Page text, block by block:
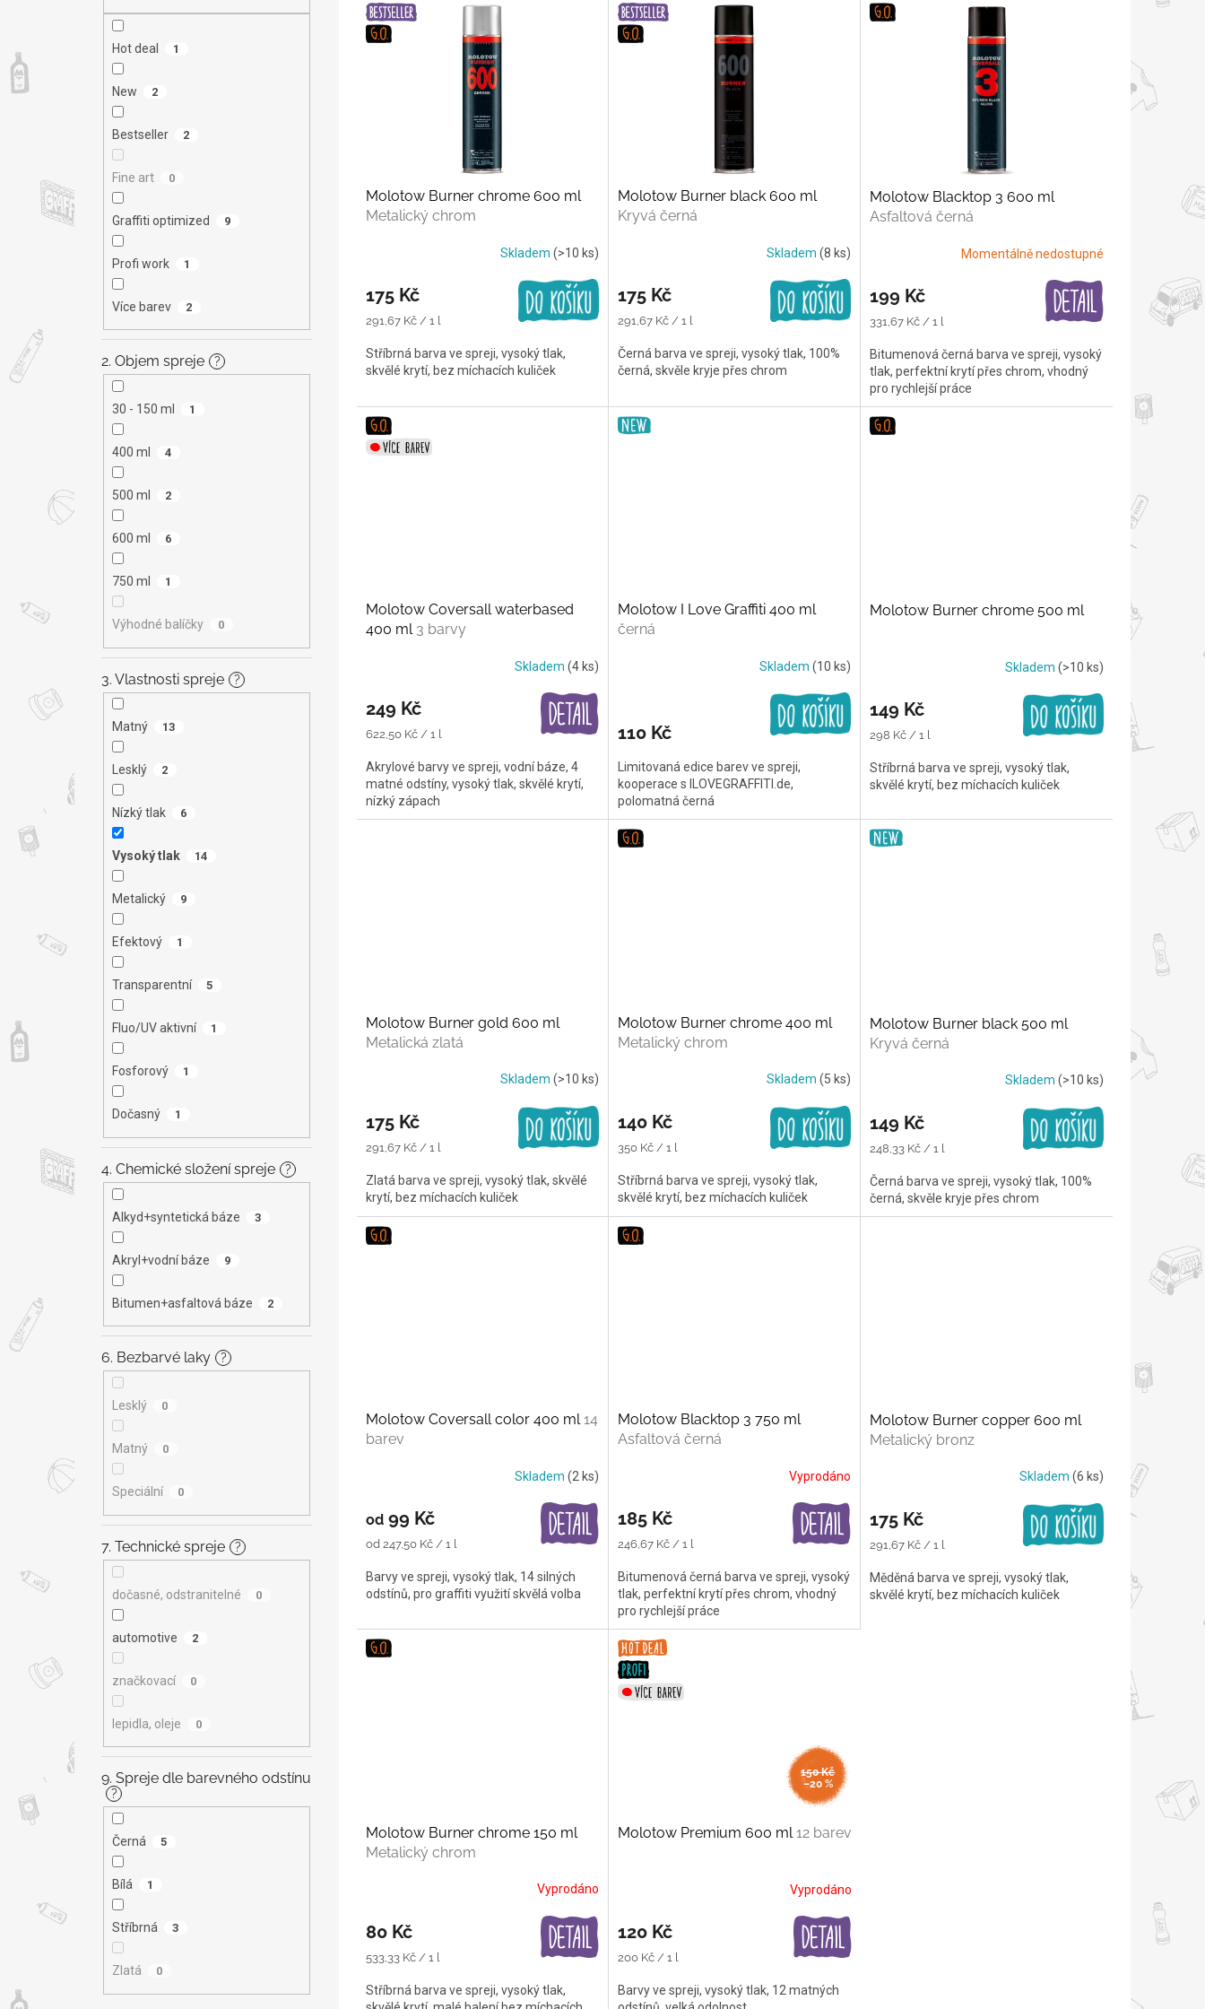
Hot deal 1
New 2
Bestseller 2
Fine art 0
Graffiti optimized 9
Profi work 1
Více barev 2
2. Objem spreje ?
30 - 150 ml 1
400 ml 4
500 ml 2
600 ml 6
750 ml 1
Výhodné balíčky 0
3. Vlastnosti spreje ?
Matný 13
Lesklý 2
Nízký tlak 6
Vysoký tlak 14
Metalický 9
Efektový 1
Transparentní 5
Fluo/UV aktivní 1
Fosforový 1
Dočasný 1
4. Chemické složení spreje ?
Alkyd+syntetická báze 3
Akryl+vodní báze 9
Bitumen+asfaltová báze 2
6. Bezbarvé laky ?
Lesklý 0
Matný 0
Speciální 0
7. Technické spreje ?
dočasné, odstranitelné 0
automotive 2
značkovací 0
lepidla, oleje 0
9. Spreje dle barevného odstínu
?
Černá 5
Bílá 1
Stříbrná 3
Zlatá 0
pp
Molotow Burner chrome 600 ml
Metalický chrom
Skladem (>10 ks)
175 Kč
Měrná
291,67 Kč / 1 l
Stříbrná barva ve spreji, vysoký tlak,
skvělé krytí, bez míchacích kuliček
Molotow Burner black 600 ml
Kryvá černá
Skladem (8 ks)
175 Kč
Měrná
291,67 Kč / 1 l
Černá barva ve spreji, vysoký tlak, 100%
černá, skvěle kryje přes chrom
Molotow Blacktop 3 600 ml
Asfaltová černá
Momentálně nedostupné
199 Kč
Měrná
331,67 Kč / 1 l
Bitumenová černá barva ve spreji, vysoký
tlak, perfektní krytí přes chrom, vhodný
pro rychlejší práce
Molotow Coversall waterbased
400 ml 3 barvy
Skladem (4 ks)
249 Kč
Měrná
622,50 Kč / 1 l
Akrylové barvy ve spreji, vodní báze, 4
matné odstíny, vysoký tlak, skvělé krytí,
nízký zápach
Molotow I Love Graffiti 400 ml
černá
Skladem (10 ks)
110 Kč
Limitovaná edice barev ve spreji,
kooperace s ILOVEGRAFFITI.de,
polomatná černá
Molotow Burner chrome 500 ml
Skladem (>10 ks)
149 Kč
Měrná
298 Kč / 1 l
Stříbrná barva ve spreji, vysoký tlak,
skvělé krytí, bez míchacích kuliček
Molotow Burner gold 600 ml
Metalická zlatá
Skladem (>10 ks)
175 Kč
Měrná
291,67 Kč / 1 l
Zlatá barva ve spreji, vysoký tlak, skvělé
krytí, bez míchacích kuliček
Molotow Burner chrome 400 ml
Metalický chrom
Skladem (5 ks)
140 Kč
Měrná
350 Kč / 1 l
Stříbrná barva ve spreji, vysoký tlak,
skvělé krytí, bez míchacích kuliček
Molotow Burner black 500 ml
Kryvá černá
Skladem (>10 ks)
149 Kč
Měrná
248,33 Kč / 1 l
Černá barva ve spreji, vysoký tlak, 100%
černá, skvěle kryje přes chrom
Molotow Coversall color 400 ml14
barev
Skladem (2 ks)
od 99 Kč
Měrná
od 247,50 Kč / 1 l
Barvy ve spreji, vysoký tlak, 14 silných
odstínů, pro graffiti využití skvělá volba
Molotow Blacktop 3 750 ml
Asfaltová černá
Vyprodáno
185 Kč
Měrná
246,67 Kč / 1 l
Bitumenová černá barva ve spreji, vysoký
tlak, perfektní krytí přes chrom, vhodný
pro rychlejší práce
Molotow Burner copper 600 ml
Metalický bronz
Skladem (6 ks)
175 Kč
Měrná
291,67 Kč / 1 l
Měděná barva ve spreji, vysoký tlak,
skvělé krytí, bez míchacích kuliček
Molotow Burner chrome 150 ml
Metalický chrom
Vyprodáno
80 Kč
Měrná
533,33 Kč / 1 l
Stříbrná barva ve spreji, vysoký tlak,
150 Kč
–20 %
Molotow Premium 600 ml12 barev
Vyprodáno
120 Kč
Měrná
200 Kč / 1 l
Barvy ve spreji, vysoký tlak, 12 matných